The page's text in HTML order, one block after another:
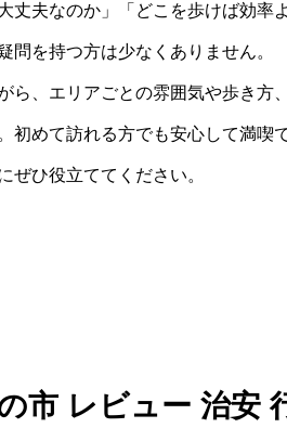
丈夫なのか」「どこを歩けば効率
問を持つ方は少なくありません。
ら、エリアごとの雰囲気や歩き方
初めて訪れる方でも安心して満喫
ぜひ役立ててください。
市 レビュー 治安